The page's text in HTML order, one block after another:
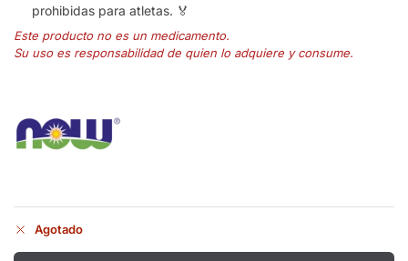
prohibidas para atletas. 🏅
Este producto no es un medicamento.
Su uso es responsabilidad de quien lo adquiere y consume.
Agotado